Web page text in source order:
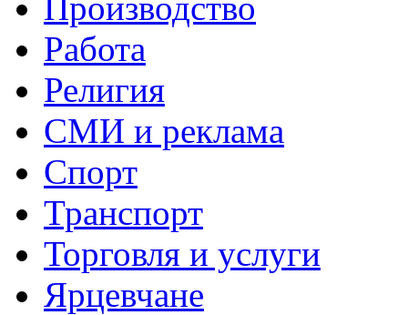
Работа
Религия
СМИ и реклама
Спорт
Транспорт
Торговля и услуги
Ярцевчане